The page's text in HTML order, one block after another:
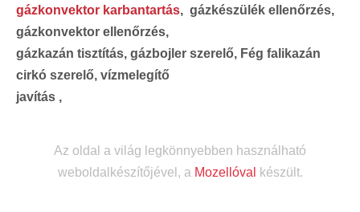
gázkonvektor karbantartás, gázkészülék ellenőrzés,
gázkonvektor ellenőrzés,
gázkazán tisztítás, gázbojler szerelő, Fég falikazán
cirkó szerelő, vízmelegítő
javítás ,
Az oldal a világ legkönnyebben használható
weboldalkészítőjével, a Mozellóval készült.